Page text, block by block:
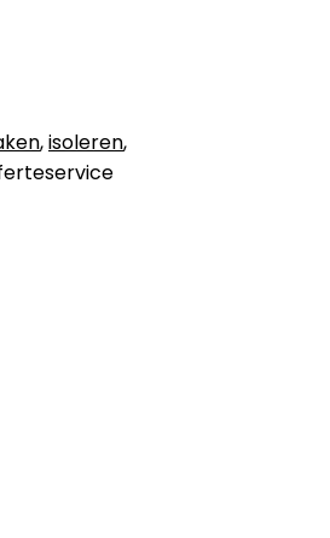
,isoleren,